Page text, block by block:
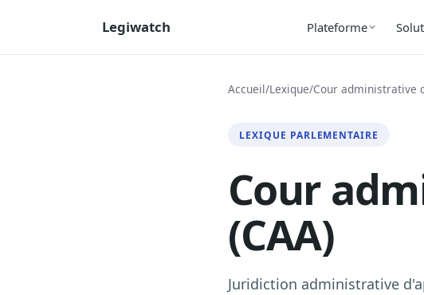
Legiwatch Plateforme
Accueil/Lexique/Cour administrative
LEXIQUE PARLEMENTAIRE
Cour
(CAA)
Juridiction administrative